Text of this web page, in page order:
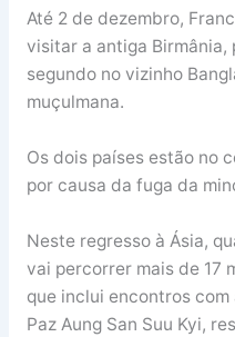
Até 2 de dezembro,
visitar a antiga Birmânia,
segundo no vizinho
muçulmana.
Os dois países estão no
por causa da fuga da
Neste regresso à Ásia,
vai percorrer mais de 17
que inclui encontros
Paz Aung San Suu Kyi,